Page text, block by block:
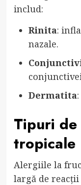
includ:
Rinita:
nazale.
Dermatita
Tipuri
tropicale
Alergiile la
largă de